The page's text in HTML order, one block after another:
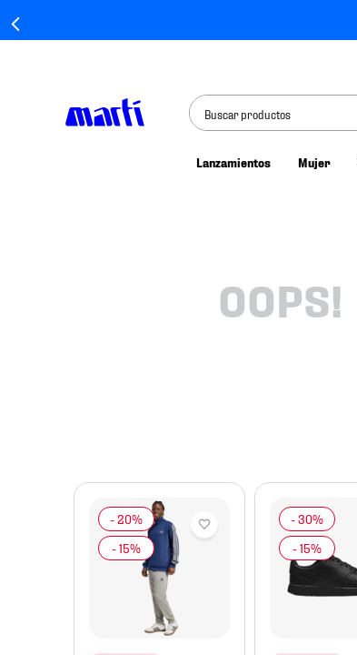
Buscar productos
Lanzamientos Mujer
OOPS!
tenis nike